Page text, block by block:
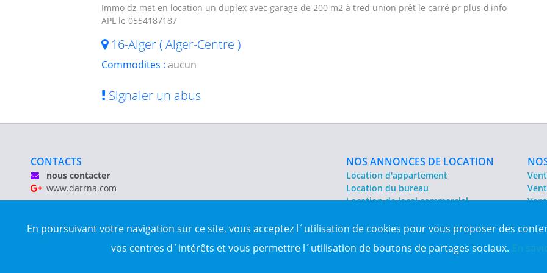
Immo dz met en location un duplex avec garage de 200 m2 à tred union prêt le carré pr plus d'info
APL le 0554187187
16-Alger ( Alger-Centre )
Commodites :aucun
Signaler un abus
En poursuivant votre navigation sur ce site, vous acceptez l´utilisation de cookies pour vous proposer des
vos centres d´intérêts et vous permettre l´utilisation de boutons de partages sociaux.
CONTACTS
nous contacter
www.darrna.com
Tous droits réservés © Darrna 2020 - Annonces immobilières Algérie
NOS ANNONCES DE LOCATION
Location d'appartement
Location du bureau
Location de local commercial